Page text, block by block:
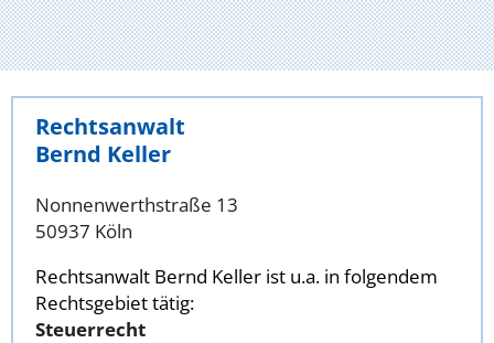
Rechtsanwalt
Bernd Keller
Nonnenwerthstraße 13
50937 Köln
Rechtsanwalt Bernd Keller ist u.a. in folgendem
Rechtsgebiet tätig:
Steuerrecht